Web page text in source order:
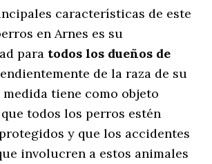
características de este
en Arnes es su
para todos los dueños de
de la raza de su
medida tiene como objeto
todos los perros estén
y que los accidentes
involucren a estos animales